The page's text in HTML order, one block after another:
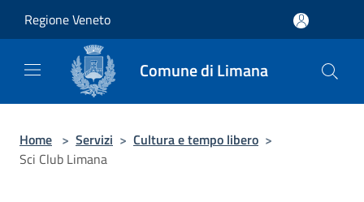
Regione Veneto
Comune di Limana
Home > Servizi > Cultura e tempo libero >
Sci Club Limana